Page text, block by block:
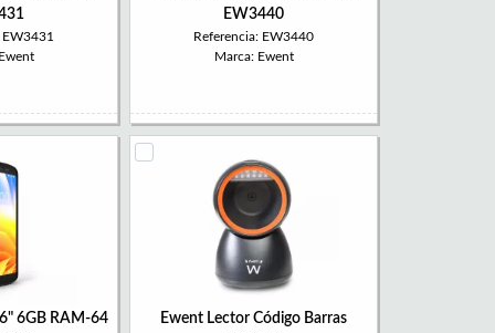
EW3431
EW3440
Referencia: EW3440
Marca: Ewent
6GB RAM-64
Ewent Lector Código Barras